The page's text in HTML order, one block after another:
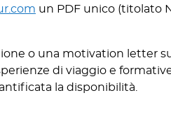
un PDF unico (titolato
o una motivation letter
di viaggio e
la disponibilità.